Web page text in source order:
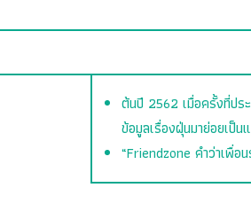
ต้นปี 2562 เมื่อครั้งที่ปร
ข้อมูลเรื่องฝุ่นมาย่อยเป็
“Friendzone คำว่าเพื่อ